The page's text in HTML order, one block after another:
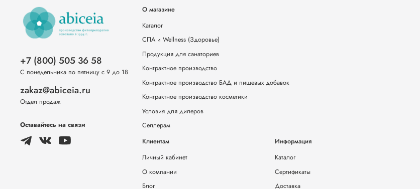
О магазине
Каталог
СПА и Wellness (Здоровье)
Продукция для санаториев
Контрактное производство
Контрактное производство БАД и пищевых добавок
Контрактное производство косметики
Условия для дилеров
Селлерам
Клиентам
Личный кабинет
О компании
Блог
Информация
Каталог
Сертификаты
Доставка
+7 (800) 505 36 58
С понедельника по пятницу с 9 до 18
zakaz@abiceia.ru
Отдел продаж
Оставайтесь на связи